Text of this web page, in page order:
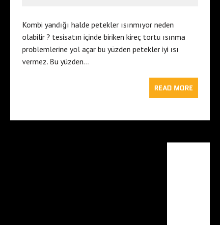
Kombi yandığı halde petekler ısınmıyor neden
olabilir ? tesisatın içinde biriken kireç tortu ısınma
problemlerine yol açar bu yüzden petekler iyi ısı
vermez. Bu yüzden…
READ MORE